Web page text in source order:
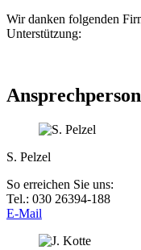
Wir danken folgenden
Unterstützung:
S. Pelzel
So erreichen Sie uns:
Tel.: 030 26394-188
E-Mail